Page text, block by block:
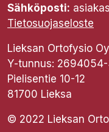
Sähköposti:
Tietosuojaseloste
Lieksan Ortofysio Oy
Y-tunnus:
Pielisentie 10-12
81700 Lieksa
© 2022 Lieksan